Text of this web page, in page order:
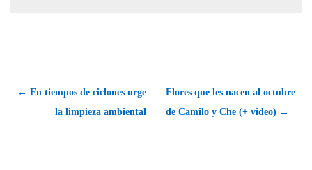
← En tiempos de ciclones urge
la limpieza ambiental
Flores que les nacen al octubre
de Camilo y Che (+ video) →